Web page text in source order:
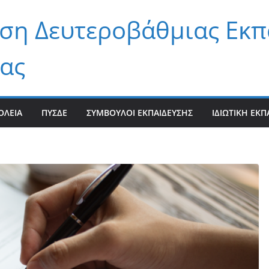
Δευτεροβάθμιας
ΠΥΣΔΕ ΣΎΜΒΟΥΛΟΙ ΕΚΠΑΊΔΕΥΣΗΣ ΙΔΙΩΤΙΚΉ